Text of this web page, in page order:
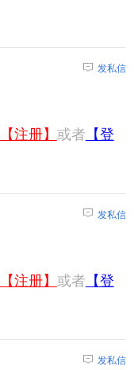
发私信
【注册】 或者 【登
发私信
【注册】 或者 【登
发私信